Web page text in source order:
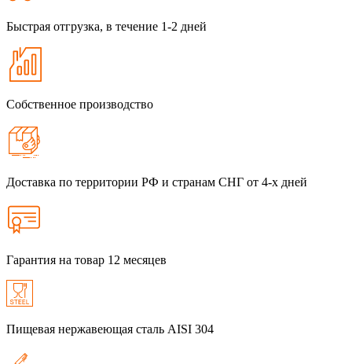
Быстрая отгрузка, в течение 1-2 дней
Собственное производство
Доставка по территории РФ и странам СНГ от 4-х дней
Гарантия на товар 12 месяцев
Пищевая нержавеющая сталь AISI 304